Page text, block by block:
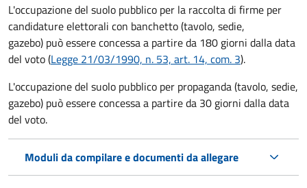
L'occupazione del suolo pubblico per la raccolta di firme per
candidature elettorali con banchetto (tavolo, sedie,
gazebo) può essere concessa a partire da 180 giorni dalla data
del voto (Legge 21/03/1990, n. 53, art. 14, com. 3).
L'occupazione del suolo pubblico per propaganda (tavolo, sedie,
gazebo) può essere concessa a partire da 30 giorni dalla data
del voto.
Moduli da compilare e documenti da allegare